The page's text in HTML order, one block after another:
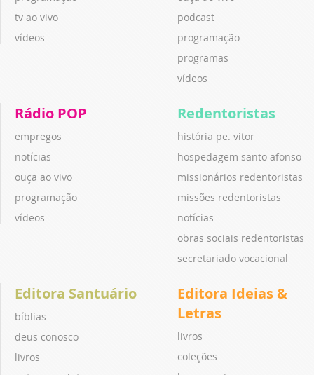
tv ao vivo
vídeos
podcast
programação
programas
vídeos
Rádio POP
empregos
notícias
ouça ao vivo
programação
vídeos
Redentoristas
história pe. vitor
hospedagem santo afonso
missionários redentoristas
missões redentoristas
notícias
obras sociais redentoristas
secretariado vocacional
Editora Santuário
bíblias
deus conosco
livros
Editora Ideias &
Letras
livros
coleções